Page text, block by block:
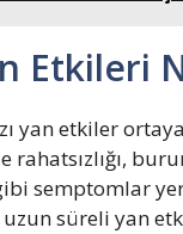
Etkileri
yan etkiler
semptomlar
süreli yan